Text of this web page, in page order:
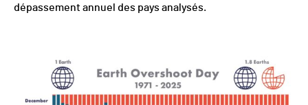
dépassement annuel des pays analysés.